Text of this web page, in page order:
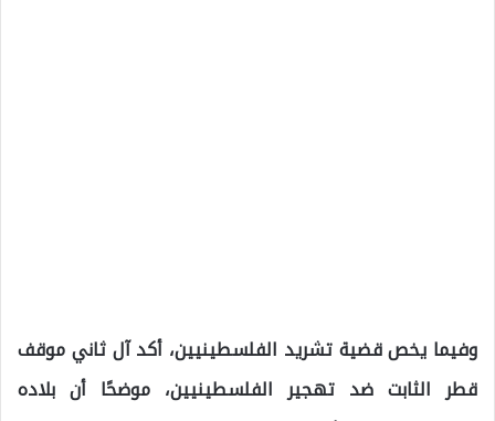
وفيما يخص قضية تشريد الفلسطينيين، أكد آل ثاني موقف
قطر الثابت ضد تهجير الفلسطينيين، موضحًا أن بلاده